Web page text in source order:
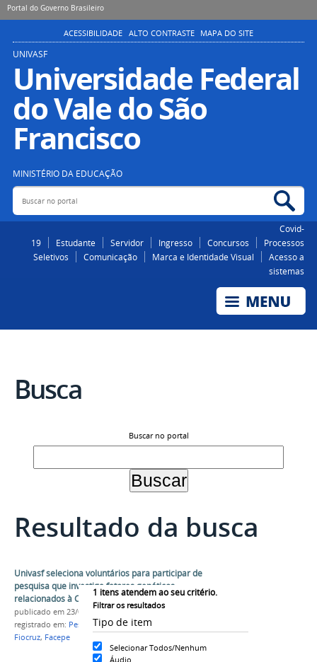
Portal do Governo Brasileiro
ACESSIBILIDADE ALTO CONTRASTE MAPA DO SITE
UNIVASF
Universidade Federal
do Vale do São
Francisco
MINISTÉRIO DA EDUCAÇÃO
Buscar no portal
Covid-
19
Estudante Servidor Ingresso Concursos
Processos
Seletivos
Comunicação Marca e Identidade Visual
Acesso a
sistemas
Busca
Buscar no portal
Resultado da busca
1 itens atendem ao seu critério.
Filtrar os resultados
Tipo de item
Selecionar Todos/Nenhum
Áudio
Univasf seleciona voluntários para participar de
pesquisa que investiga fatores genéticos
relacionados à Covid-19
publicado em 23/03/2021
registrado em: Pesquisa ,Covid-19,GPDIN
Fiocruz, Facepe